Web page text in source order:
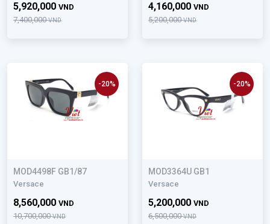
7,400,000VND
5,920,000 VND
5,200,000VND
4,160,000 VND
MOD4498F GB1/87
Versace
10,700,000VND
8,560,000 VND
-20%
MOD3364U GB1
Versace
6,500,000VND
5,200,000 VND
-20%